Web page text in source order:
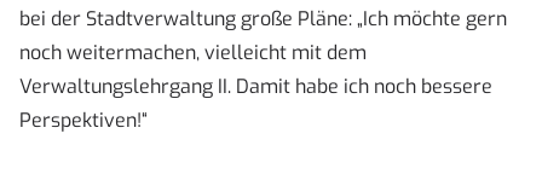
bei der Stadtverwaltung große Pläne: „Ich möchte gern
noch weitermachen, vielleicht mit dem
Verwaltungslehrgang II. Damit habe ich noch bessere
Perspektiven!“